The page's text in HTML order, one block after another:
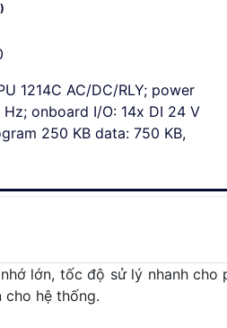
1214C AC/DC/RLY; power
onboard I/O: 14x DI 24 V
250 KB data: 750 KB,
lớn, tốc độ sử lý nhanh
hệ thống.